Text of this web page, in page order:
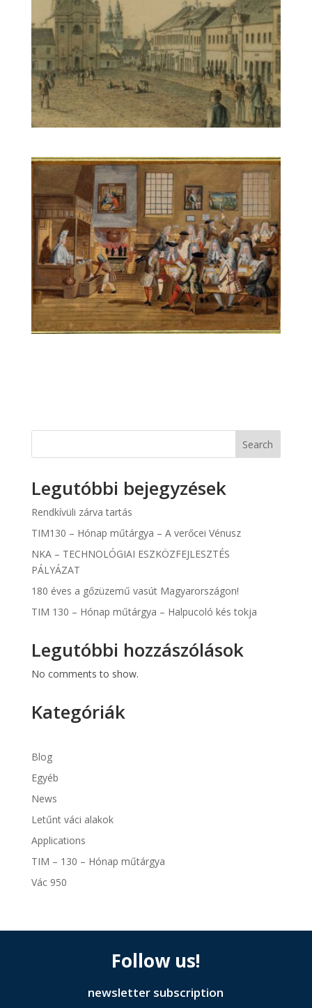
Search
Legutóbbi bejegyzések
Rendkívüli zárva tartás
TIM130 – Hónap műtárgya – A verőcei Vénusz
NKA – TECHNOLÓGIAI ESZKÖZFEJLESZTÉS
PÁLYÁZAT
180 éves a gőzüzemű vasút Magyarországon!
TIM 130 – Hónap műtárgya – Halpucoló kés tokja
Legutóbbi hozzászólások
No comments to show.
Kategóriák
Blog
Egyéb
News
Letűnt váci alakok
Applications
TIM – 130 – Hónap műtárgya
Vác 950
Follow us!
newsletter subscription